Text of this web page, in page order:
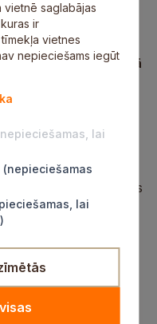
ar aizrautību
posmu volejbolā
kas norisinājās
novadā, kurā
sportisti,
Katrā grupā
piedalīties
“Rimi Olimpiskajā
Siguldas Valsts
ieguva pirmās
zēni)
saglabājas
ir
vietnes
nepieciešams iegūt
lai
lai